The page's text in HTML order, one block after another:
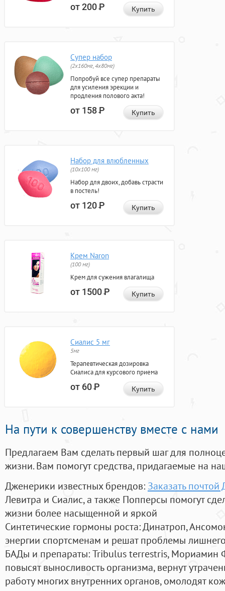
от 200Р Купить
Супер набор
(2х160мг, 4х80мг)
Попробуй все супер препараты
для усиления эрекции и
продления полового акта!
от 158Р Купить
Набор для влюбленных
(10х100 мг)
Набор для двоих, добавь страсти
в постель!
от 120Р Купить
Крем Naron
(100 мг)
Крем для сужения влагалища
от 1500Р Купить
Сиалис 5 мг
5мг
Терапевтическая дозировка
Сиалиса для курсового приема
от 60Р Купить
На пути к совершенству вместе с нами
Предлагаем Вам сделать первый шаг для
жизни. Вам помогут средства, придагаемые на
Дженерики известных брендов: Заказать
Левитра и Сиалис, а также Попперсы помогут
жизни более насыщенной и яркой
Синтетические гормоны роста: Динатроп,
энергии спортсменам и решат проблемы
БАДы и препараты:Tribulus terrestris, Мориамин
повысят выносливость организма, вернут
работу многих внутренних органов, омолодят